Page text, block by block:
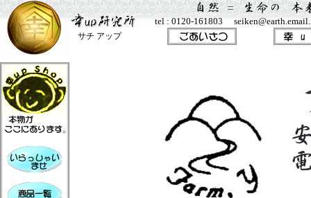
tel : 0120-161803
サチ アップ